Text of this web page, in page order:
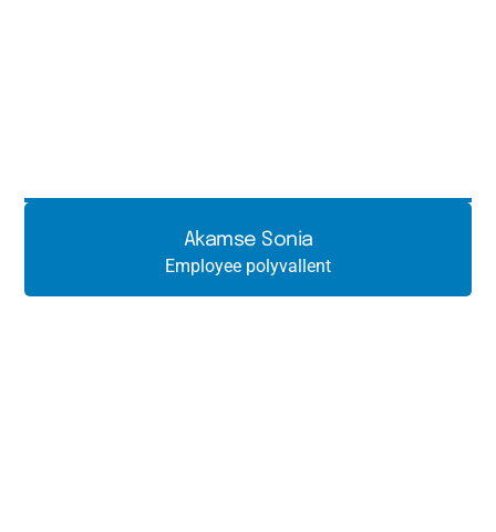
Akamse Sonia
Employee polyvallent